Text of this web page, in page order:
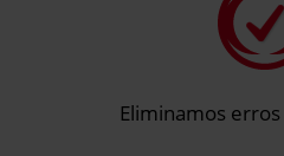
Eliminamos